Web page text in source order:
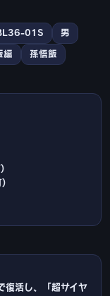
01S 男
編 孫悟飯
)
復活し、「超サイヤ